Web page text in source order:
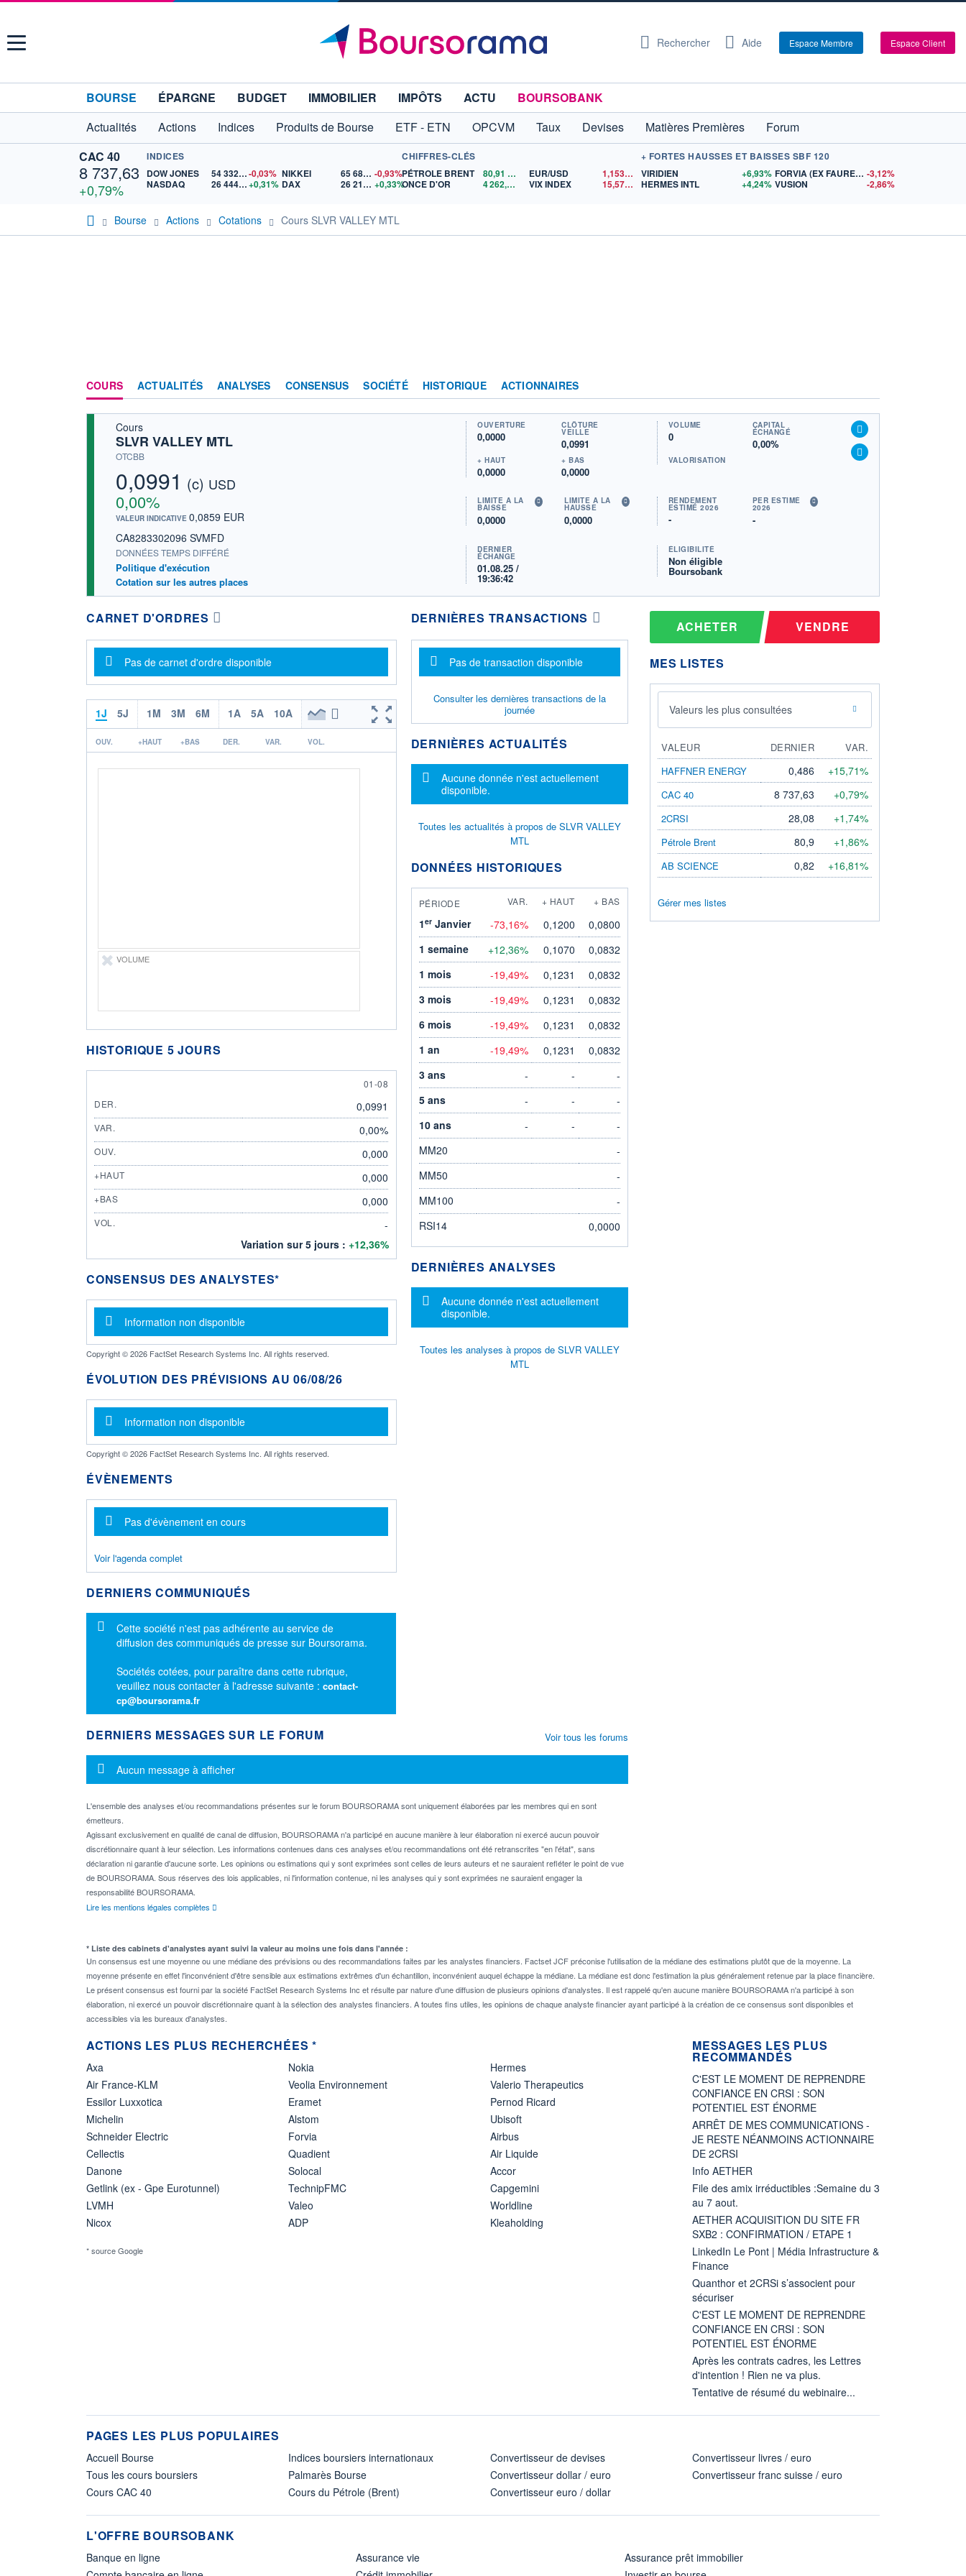
Menu Rechercher Aide Espace Membre Espace Client
BOURSE ÉPARGNE BUDGET IMMOBILIER IMPÔTS ACTU
BOURSOBANK
Actualités
Actions Indices Produits de Bourse ETF - ETN OPCVM Taux Devises Matières Premières
Forum
CAC 40
8 737,63
+0,79%
INDICES
DOW JONES
54 332,49-0,03%
NASDAQ
26 444,10+0,31%
NIKKEI 65 683,26 -0,93%
DAX
26 212,55 +0,33%
CHIFFRES-CLÉS
PÉTROLE BRENT
80,91
ONCE D'OR
4 262,70 $US
EUR/USD 1,1536$US
VIX INDEX
15,57
$US
+ FORTES HAUSSES ET BAISSES SBF 120
VIRIDIEN
+6,93%
HERMES INTL
+4,24%
FORVIA (EX FAURECIA) -3,12%
VUSION
-2,86%
Bourse Actions Cotations Cours SLVR VALLEY MTL
COURS ACTUALITÉS ANALYSES CONSENSUS SOCIÉTÉ HISTORIQUE ACTIONNAIRES
Cours
SLVR VALLEY MTL
OTCBB
0,0991 (c) USD
0,00%
VALEUR INDICATIVE 0,0859 EUR
CA8283302096 SVMFD
DONNÉES TEMPS DIFFÉRÉ
Politique d'exécution
Cotation sur les autres places
OUVERTURE
0,0000
CLÔTURE
VEILLE
0,0991
+ HAUT
0,0000
+ BAS
0,0000
VOLUME
0
CAPITAL
ÉCHANGÉ
0,00%
VALORISATION
LIMITE À LA
BAISSE
0,0000
LIMITE À LA
HAUSSE
0,0000
RENDEMENT
ESTIMÉ 2026
-
PER ESTIMÉ
2026
-
DERNIER
ÉCHANGE
01.08.25 /
19:36:42
ÉLIGIBILITÉ
Non éligible
Boursobank
CARNET D'ORDRES
Message d'information
Pas de carnet d'ordre disponible
1J 5J 1M 3M 6M 1A 5A 10A
OUV. +HAUT +BAS DER. VAR. VOL.
VOLUME
HISTORIQUE 5 JOURS
1 AUGUST
01-08
DER.
0,0991
VAR. 0,00%
OUV. 0,000
+HAUT 0,000
+BAS 0,000
VOL.
-
Variation sur 5 jours : +12,36%
CONSENSUS DES ANALYSTES*
Message d'information
Information non disponible
Copyright © 2026 FactSet Research Systems Inc. All rights reserved.
ÉVOLUTION DES PRÉVISIONS AU 06/08/26
Message d'information
Information non disponible
Copyright © 2026 FactSet Research Systems Inc. All rights reserved.
ÉVÈNEMENTS
Message d'information
Pas d'évènement en cours
Voir l'agenda complet
DERNIERS COMMUNIQUÉS
Message d'information
Cette société n'est pas adhérente au service de
diffusion des communiqués de presse sur Boursorama.
Sociétés cotées, pour paraître dans cette rubrique,
veuillez nous contacter à l'adresse suivante : contact-
cp@boursorama.fr
DERNIÈRES TRANSACTIONS
Message d'information
Pas de transaction disponible
Consulter les dernières transactions de la
journée
DERNIÈRES ACTUALITÉS
Message d'information
Aucune donnée n'est actuellement
disponible.
Toutes les actualités à propos de SLVR VALLEY
MTL
DONNÉES HISTORIQUES
PÉRIODE VAR. + HAUT + BAS
1erJanvier -73,16% 0,1200
0,0800
1 semaine
+12,36% 0,1070
0,0832
1 mois
-19,49% 0,1231
0,0832
3 mois
-19,49% 0,1231
0,0832
6 mois
-19,49% 0,1231
0,0832
1 an
-19,49% 0,1231
0,0832
3 ans
- -
-
5 ans
- -
-
10 ans
- -
-
MM20
-
MM50
-
MM100
-
RSI14
0,0000
DERNIÈRES ANALYSES
Message d'information
Aucune donnée n'est actuellement
disponible.
Toutes les analyses à propos de SLVR VALLEY
MTL
DERNIERS MESSAGES SUR LE FORUM
Message d'information
Aucun message à afficher
L'ensemble des analyses et/ou recommandations présentes sur le forum BOURSORAMA sont uniquement élaborées par les membres qui en sont
émetteurs.
Agissant exclusivement en qualité de canal de diffusion, BOURSORAMA n'a participé en aucune manière à leur élaboration ni exercé aucun pouvoir
discrétionnaire quant à leur sélection. Les informations contenues dans ces analyses et/ou recommandations ont été retranscrites "en l'état", sans
déclaration ni garantie d'aucune sorte. Les opinions ou estimations qui y sont exprimées sont celles de leurs auteurs et ne sauraient refléter le point de vue
de BOURSORAMA. Sous réserves des lois applicables, ni l'information contenue, ni les analyses qui y sont exprimées ne sauraient engager la
responsabilité BOURSORAMA.
Lire les mentions légales complètes
Voir tous les forums
ACHETER VENDRE
MES LISTES
Valeurs les plus consultées
VALEUR DERNIER
VAR.
HAFFNER ENERGY
0,486 +15,71%
CAC 40 8 737,63 +0,79%
2CRSI 28,08 +1,74%
Pétrole Brent 80,9 +1,86%
AB SCIENCE 0,82 +16,81%
Gérer mes listes
* Liste des cabinets d'analystes ayant suivi la valeur au moins une fois dans l'année :
Un consensus est une moyenne ou une médiane des prévisions ou des recommandations faites par les analystes financiers. Factset JCF préconise l'utilisation de la médiane des estimations plutôt que de la moyenne. La
moyenne présente en effet l'inconvénient d'être sensible aux estimations extrêmes d'un échantillon, inconvénient auquel échappe la médiane. La médiane est donc l'estimation la plus généralement retenue par la place financière.
Le présent consensus est fourni par la société FactSet Research Systems Inc et résulte par nature d'une diffusion de plusieurs opinions d'analystes. Il est rappelé qu'en aucune manière BOURSORAMA n'a participé à son
élaboration, ni exercé un pouvoir discrétionnaire quant à la sélection des analystes financiers. A toutes fins utiles, les opinions de chaque analyste financier ayant participé à la création de ce consensus sont disponibles et
accessibles via les bureaux d'analystes.
ACTIONS LES PLUS RECHERCHÉES *
Axa
Air France-KLM
Essilor Luxxotica
Michelin
Schneider Electric
Cellectis
Danone
Getlink (ex - Gpe Eurotunnel)
LVMH
Nicox
Nokia
Veolia Environnement
Eramet
Alstom
Forvia
Quadient
Solocal
TechnipFMC
Valeo
ADP
Hermes
Valerio Therapeutics
Pernod Ricard
Ubisoft
Airbus
Air Liquide
Accor
Capgemini
Worldline
Kleaholding
* source Google
MESSAGES LES PLUS
RECOMMANDÉS
C'EST LE MOMENT DE REPRENDRE
CONFIANCE EN CRSI : SON
POTENTIEL EST ÉNORME
ARRÊT DE MES COMMUNICATIONS -
JE RESTE NÉANMOINS ACTIONNAIRE
DE 2CRSI
Info AETHER
File des amix irréductibles :Semaine du 3
au 7 aout.
AETHER ACQUISITION DU SITE FR
SXB2 : CONFIRMATION / ETAPE 1
LinkedIn Le Pont | Média Infrastructure &
Finance
Quanthor et 2CRSi s’associent pour
sécuriser
C'EST LE MOMENT DE REPRENDRE
CONFIANCE EN CRSI : SON
POTENTIEL EST ÉNORME
Après les contrats cadres, les Lettres
d'intention ! Rien ne va plus.
Tentative de résumé du webinaire...
PAGES LES PLUS POPULAIRES
Accueil Bourse
Tous les cours boursiers
Cours CAC 40
Indices boursiers internationaux
Palmarès Bourse
Cours du Pétrole (Brent)
Convertisseur de devises
Convertisseur dollar / euro
Convertisseur euro / dollar
Convertisseur livres / euro
Convertisseur franc suisse / euro
L'OFFRE BOURSOBANK
Banque en ligne
Assurance vie
Assurance prêt immobilier